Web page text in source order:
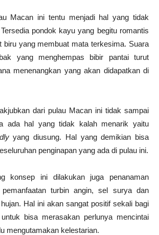
Macan ini tentu menjadi hal yang tidak
pondok kayu yang begitu romantis
biru yang membuat mata terkesima. Suara
yang menghempas bibir pantai turut
menenangkan yang akan didapatkan di
dari pulau Macan ini tidak sampai
ada hal yang tidak kalah menarik yaitu
yang diusung. Hal yang demikian bisa
penginapan yang ada di pulau ini.
konsep ini dilakukan juga penanaman
turbin angin, sel surya dan
Hal ini akan sangat positif sekali bagi
bisa merasakan perlunya mencintai
mengutamakan kelestarian.